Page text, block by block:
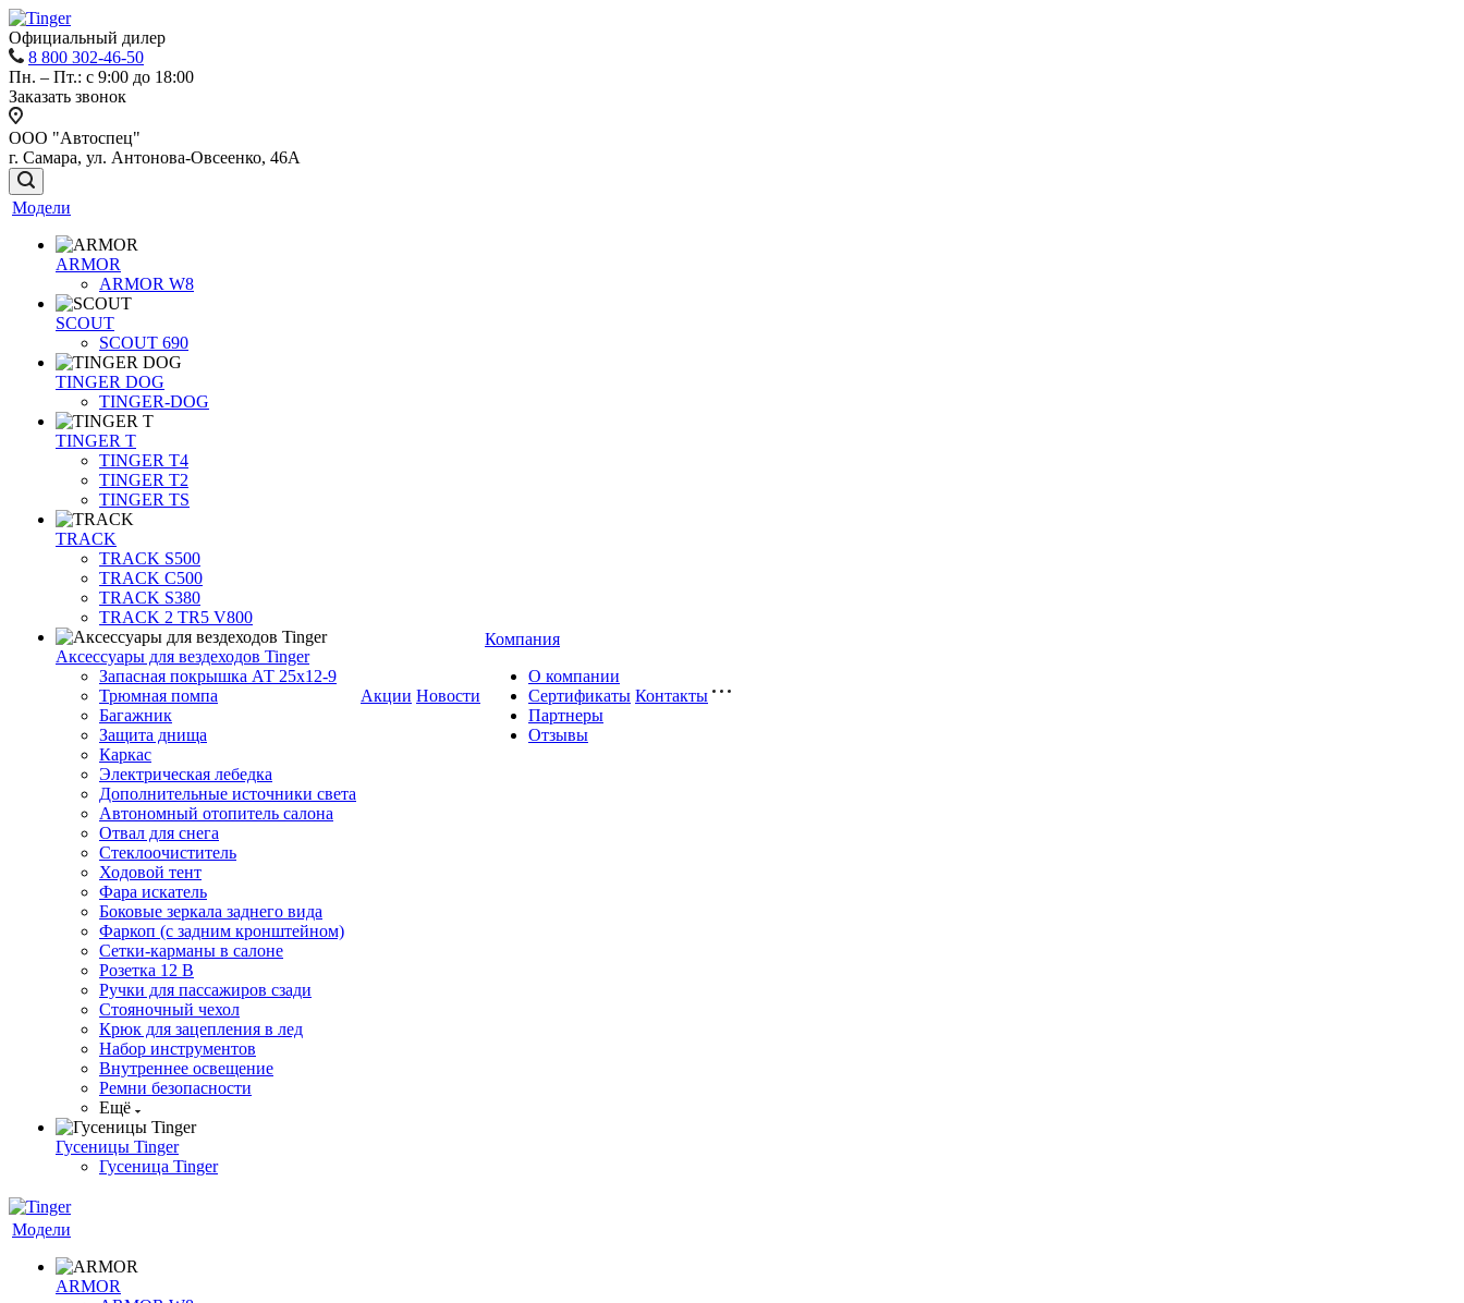
Официальный дилер
8 800 302-46-50
Пн. – Пт.: с 9:00 до 18:00
Заказать звонок
ООО "Автоспец"
г. Самара, ул. Антонова-Овсеенко, 46А
Модели
ARMOR
ARMOR W8
SCOUT
SCOUT 690
TINGER DOG
TINGER-DOG
TINGER T
TINGER T4
TINGER T2
TINGER TS
TRACK
TRACK S500
TRACK C500
TRACK S380
TRACK 2 TR5 V800
Аксессуары для вездеходов Tinger
Запасная покрышка АТ 25х12-9
Трюмная помпа
Багажник
Защита днища
Каркас
Электрическая лебедка
Дополнительные источники света
Автономный отопитель салона
Отвал для снега
Стеклоочиститель
Ходовой тент
Фара искатель
Боковые зеркала заднего вида
Фаркоп (с задним кронштейном)
Сетки-карманы в салоне
Розетка 12 В
Ручки для пассажиров сзади
Стояночный чехол
Крюк для зацепления в лед
Набор инструментов
Внутреннее освещение
Ремни безопасности
Ещё
Гусеницы Tinger
Гусеница Tinger
Акции Новости
Компания
О компании
Сертификаты
Партнеры
Отзывы
Контакты
Модели
ARMOR